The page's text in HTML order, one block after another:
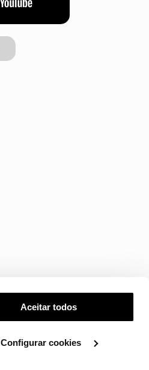
Aceitar todos
Configurar cookies